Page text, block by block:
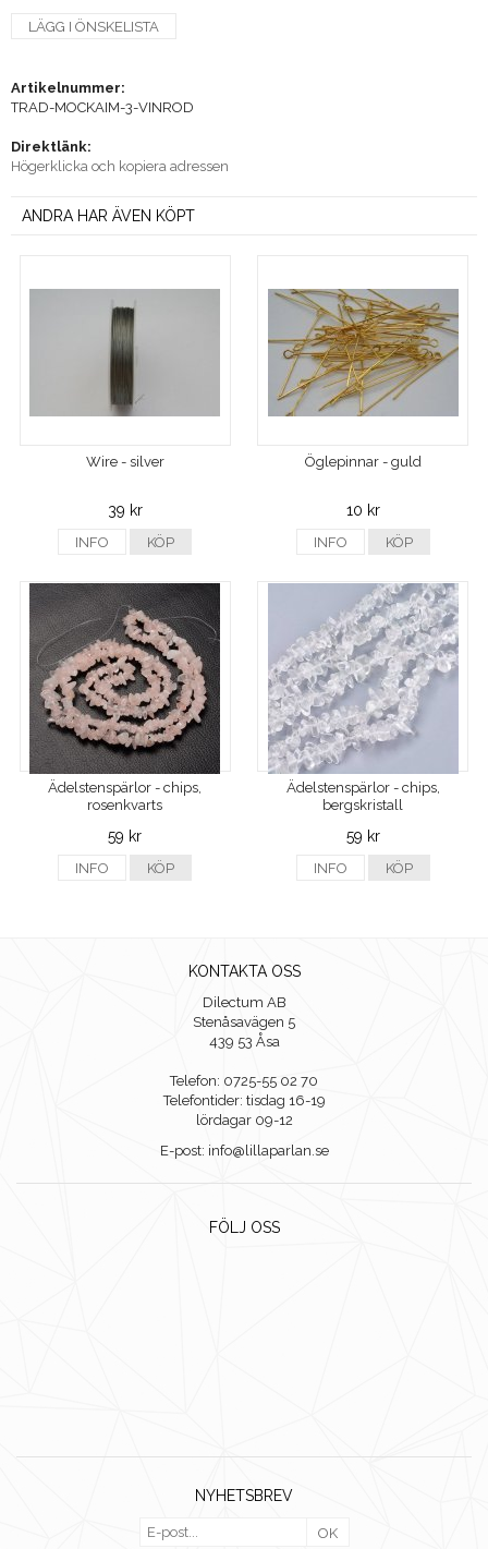
LÄGG I ÖNSKELISTA
Artikelnummer:
TRAD-MOCKAIM-3-VINROD
Direktlänk:
Högerklicka och kopiera adressen
ANDRA HAR ÄVEN KÖPT
Wire - silver
39 kr
INFO KÖP
Öglepinnar - guld
10 kr
INFO KÖP
Ädelstenspärlor - chips,
rosenkvarts
59 kr
INFO KÖP
Ädelstenspärlor - chips,
bergskristall
59 kr
INFO KÖP
KONTAKTA OSS
Dilectum AB
Stenåsavägen 5
439 53 Åsa
Telefon: 0725-55 02 70
Telefontider: tisdag 16-19
lördagar 09-12
E-post: info@lillaparlan.se
FÖLJ OSS
NYHETSBREV
OK